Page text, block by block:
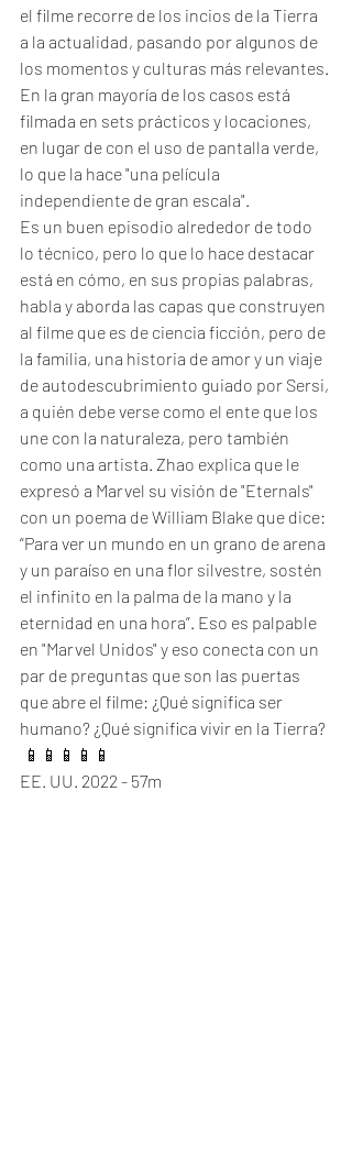
el filme recorre de los incios de la Tierra
a la actualidad, pasando por algunos de
los momentos y culturas más relevantes.
En la gran mayoría de los casos está
filmada en sets prácticos y locaciones,
en lugar de con el uso de pantalla verde,
lo que la hace "una película
independiente de gran escala".
Es un buen episodio alrededor de todo
lo técnico, pero lo que lo hace destacar
está en cómo, en sus propias palabras,
habla y aborda las capas que construyen
al filme que es de ciencia ficción, pero de
la familia, una historia de amor y un viaje
de autodescubrimiento guiado por Sersi,
a quién debe verse como el ente que los
une con la naturaleza, pero también
como una artista. Zhao explica que le
expresó a Marvel su visión de "Eternals"
con un poema de William Blake que dice:
“Para ver un mundo en un grano de arena
y un paraíso en una flor silvestre, sostén
el infinito en la palma de la mano y la
eternidad en una hora”. Eso es palpable
en "Marvel Unidos" y eso conecta con un
par de preguntas que son las puertas
que abre el filme: ¿Qué significa ser
humano? ¿Qué significa vivir en la Tierra?
📱📱📱📱📱
EE. UU. 2022 - 57m